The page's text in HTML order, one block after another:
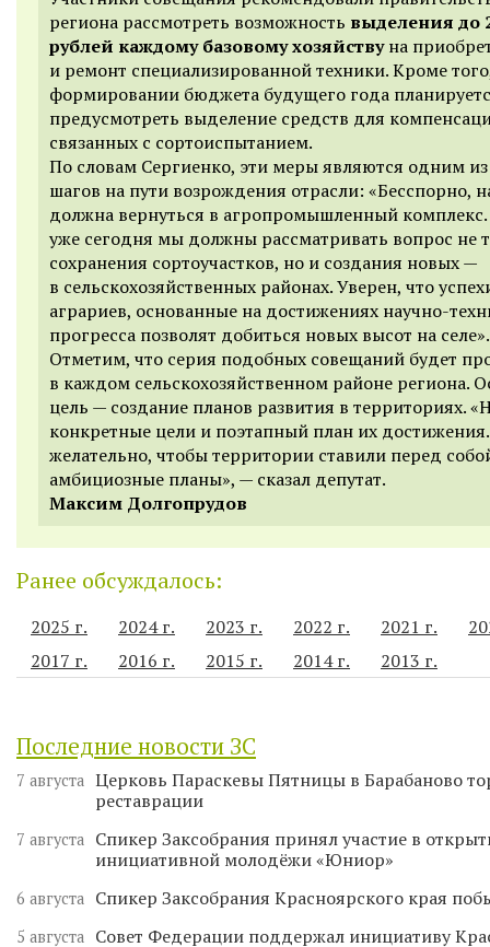
региона рассмотреть возможность выделения до
рублей каждому базовому хозяйствуна
и ремонт специализированной техники. Кроме
формировании бюджета будущего года
предусмотреть выделение средств для
связанных с сортоиспытанием.
По словам Сергиенко, эти меры являются одним
шагов на пути возрождения отрасли: «Бесспорно,
должна вернуться в агропромышленный
уже сегодня мы должны рассматривать вопрос не
сохранения сортоучастков, но и создания новых —
в сельскохозяйственных районах. Уверен, что
аграриев, основанные на достижениях научно-
прогресса позволят добиться новых высот на селе».
Отметим, что серия подобных совещаний будет
в каждом сельскохозяйственном районе региона.
цель — создание планов развития в территориях.
конкретные цели и поэтапный план их
желательно, чтобы территории ставили перед
амбициозные планы», — сказал депутат.
Максим Долгопрудов
Ранее обсуждалось:
2025 г. 2024 г. 2023 г. 2022 г. 2021 г.
2017 г.
2016 г. 2015 г. 2014 г. 2013 г.
Последние новости ЗС
7 августа Церковь Параскевы Пятницы в Барабаново
реставрации
7 августа
Спикер Заксобрания принял участие в
инициативной молодёжи «Юниор»
6 августа Спикер Заксобрания Красноярского края
5 августа
Совет Федерации поддержал инициативу